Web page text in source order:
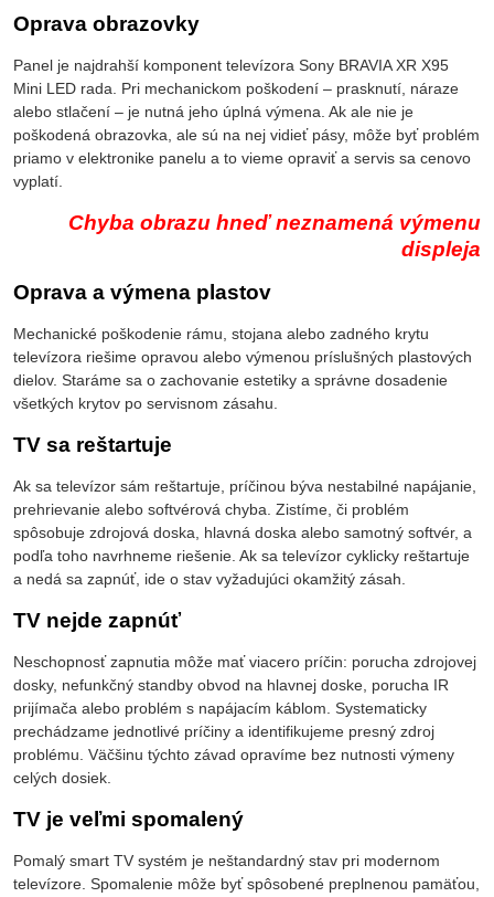
Oprava obrazovky
Panel je najdrahší komponent televízora Sony BRAVIA XR X95
Mini LED rada. Pri mechanickom poškodení – prasknutí, náraze
alebo stlačení – je nutná jeho úplná výmena. Ak ale nie je
poškodená obrazovka, ale sú na nej vidieť pásy, môže byť problém
priamo v elektronike panelu a to vieme opraviť a servis sa cenovo
vyplatí.
Chyba obrazu hneď neznamená výmenu
displeja
Oprava a výmena plastov
Mechanické poškodenie rámu, stojana alebo zadného krytu
televízora riešime opravou alebo výmenou príslušných plastových
dielov. Staráme sa o zachovanie estetiky a správne dosadenie
všetkých krytov po servisnom zásahu.
TV sa reštartuje
Ak sa televízor sám reštartuje, príčinou býva nestabilné napájanie,
prehrievanie alebo softvérová chyba. Zistíme, či problém
spôsobuje zdrojová doska, hlavná doska alebo samotný softvér, a
podľa toho navrhneme riešenie. Ak sa televízor cyklicky reštartuje
a nedá sa zapnúť, ide o stav vyžadujúci okamžitý zásah.
TV nejde zapnúť
Neschopnosť zapnutia môže mať viacero príčin: porucha zdrojovej
dosky, nefunkčný standby obvod na hlavnej doske, porucha IR
prijímača alebo problém s napájacím káblom. Systematicky
prechádzame jednotlivé príčiny a identifikujeme presný zdroj
problému. Väčšinu týchto závad opravíme bez nutnosti výmeny
celých dosiek.
TV je veľmi spomalený
Pomalý smart TV systém je neštandardný stav pri modernom
televízore. Spomalenie môže byť spôsobené preplnenou pamäťou,